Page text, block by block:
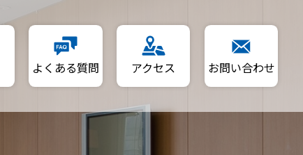
よくある質問 アクセス お問い合わせ